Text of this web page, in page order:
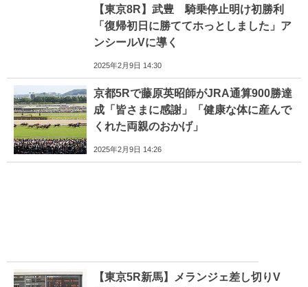
【東京8R】武豊 騎乗停止明け初勝利
「復帰初日に勝ててホっとしました」ア
ンシールVに導く
2025年2月9日 14:30
京都5Rで藤原英昭師がJRA通算900勝達
成「皆さまに感謝」「健康な体に産んで
くれた両親のおかげ」
2025年2月9日 14:26
【東京5R新馬】メランジェ差し切りV